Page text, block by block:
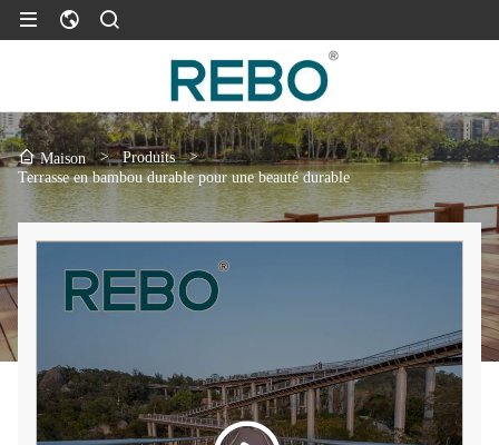
Maison > Produits
>
Terrasse en bambou durable pour une beauté durable